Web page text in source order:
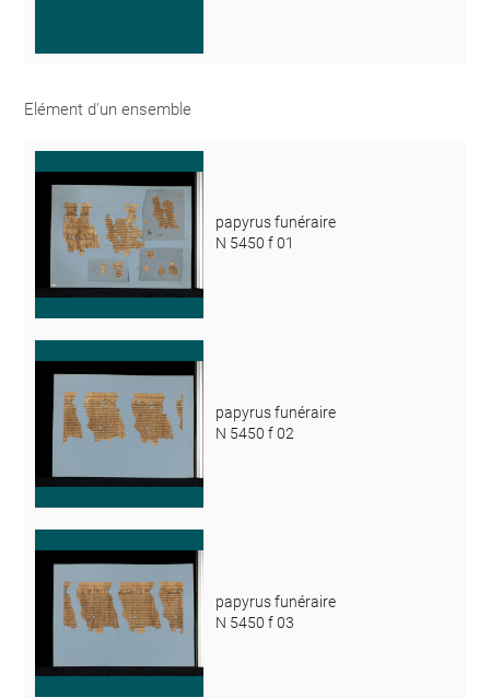
Elément d'un ensemble
papyrus funéraire
N 5450 f 01
papyrus funéraire
N 5450 f 02
papyrus funéraire
N 5450 f 03